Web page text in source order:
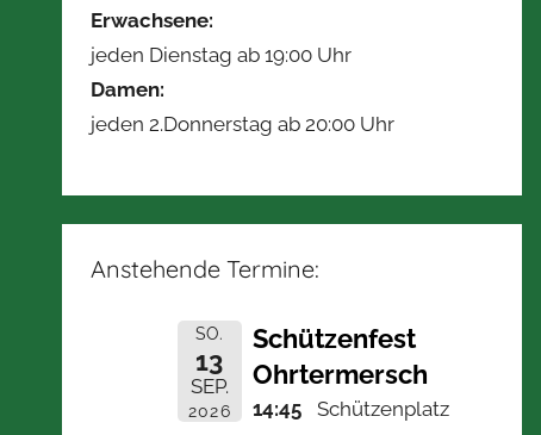
Erwachsene:
jeden Dienstag ab 19:00 Uhr
Damen:
jeden 2.Donnerstag ab 20:00 Uhr
Anstehende Termine:
SO.
13
SEP.
2026
Schützenfest
Ohrtermersch
14:45
Schützenplatz